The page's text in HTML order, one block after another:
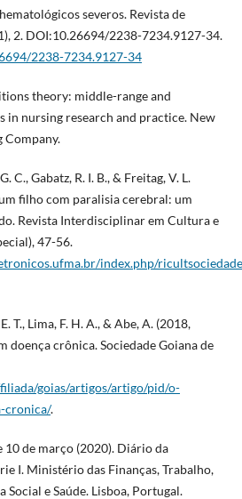
severos. Revista de
2. DOI:10.26694/2238-7234.9127-34.
2238-7234.9127-34
theory: middle-range and
in nursing research and practice. New
Company.
C., Gabatz, R. I. B., & Freitag, V. L.
filho com paralisia cerebral: um
Revista Interdisciplinar em Cultura e
47-56.
index.php/
T., Lima, F. H. A., & Abe, A. (2018,
doença crônica. Sociedade Goiana de
goias/artigos/artigo/pid/o-
cronica/.
10 de março (2020). Diário da
I. Ministério das Finanças, Trabalho,
Social e Saúde. Lisboa, Portugal.